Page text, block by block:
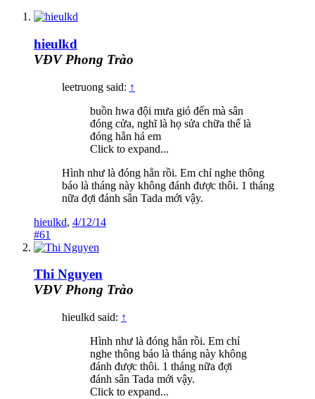
hieulkd
VĐV Phong Trào
leetruong said: ↑
buồn hwa đội mưa gió đến mà sân
đóng cửa, nghĩ là họ sửa chữa thế là
đóng hẳn hả em
Click to expand...
Hình như là đóng hẳn rồi. Em chỉ nghe thông
báo là tháng này không đánh được thôi. 1 tháng
nữa đợi đánh sân Tada mới vậy.
hieulkd, 4/12/14
#61
Thi Nguyen
VĐV Phong Trào
hieulkd said: ↑
Hình như là đóng hẳn rồi. Em chỉ
nghe thông báo là tháng này không
đánh được thôi. 1 tháng nữa đợi
đánh sân Tada mới vậy.
Click to expand...